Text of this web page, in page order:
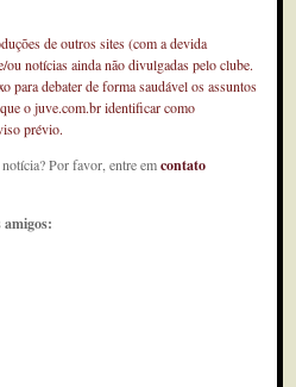
de outros sites (com a devida
notícias ainda não divulgadas pelo clube.
para debater de forma saudável os assuntos
o juve.com.br identificar como
prévio.
Por favor, entre emcontato